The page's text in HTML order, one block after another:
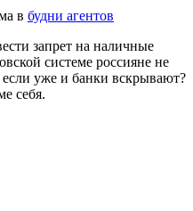
в будни агентов
запрет на наличные
системе россияне не
уже и банки вскрывают?
себя.